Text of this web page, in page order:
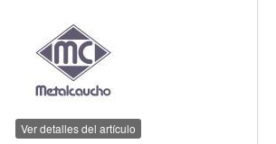
Ver detalles del artículo